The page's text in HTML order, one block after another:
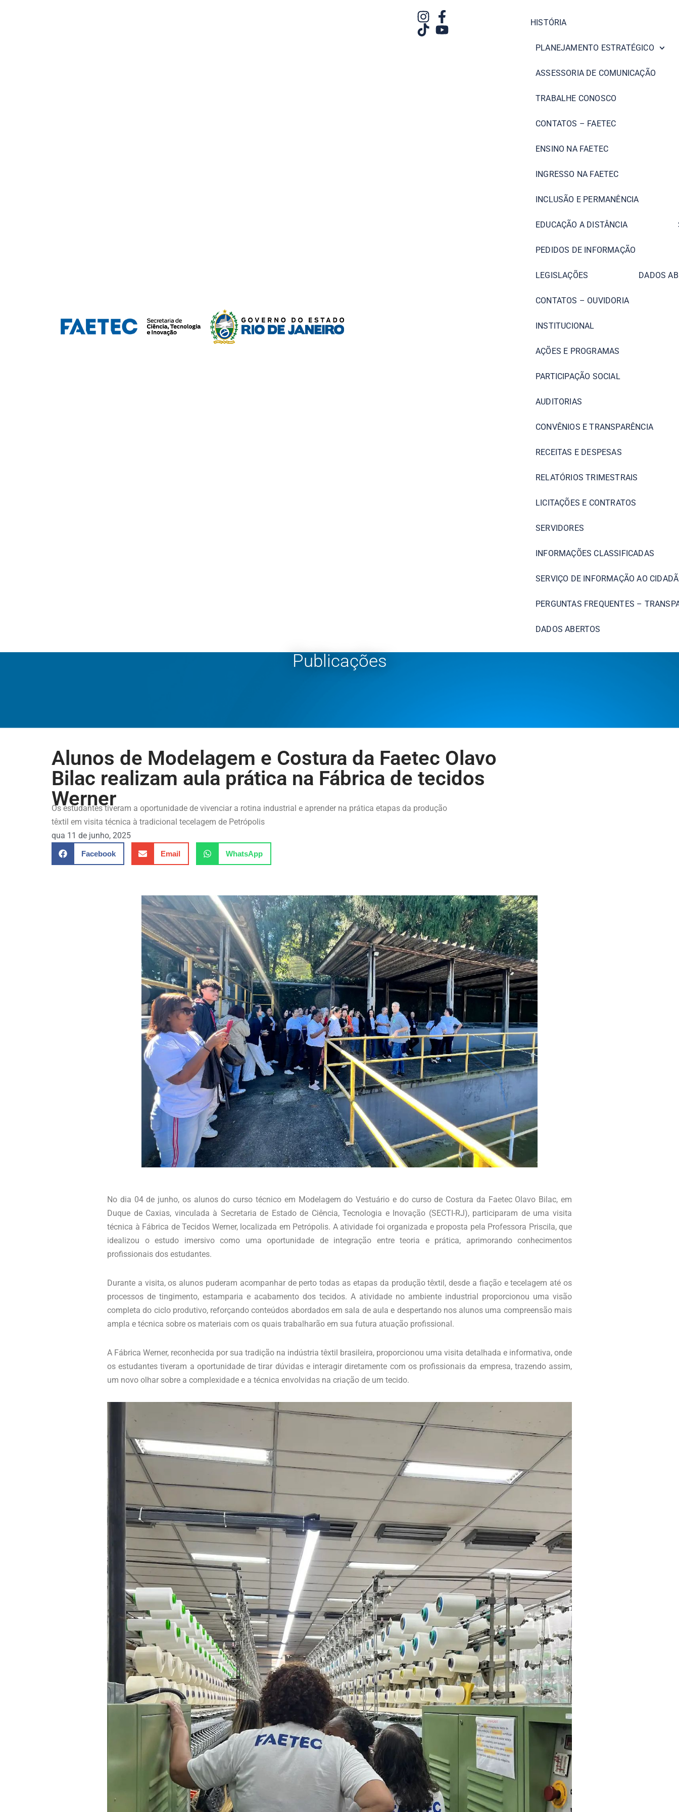
HISTÓRIA
PLANEJAMENTO ESTRATÉGICO
ASSESSORIA DE COMUNICAÇÃO
TRABALHE CONOSCO
CONTATOS – FAETEC
ENSINO NA FAETEC
INGRESSO NA FAETEC
INCLUSÃO E PERMANÊNCIA
EDUCAÇÃO A DISTÂNCIA
PEDIDOS DE INFORMAÇÃO
LEGISLAÇÕES DADOS
CONTATOS – OUVIDORIA
INSTITUCIONAL
AÇÕES E PROGRAMAS
PARTICIPAÇÃO SOCIAL
AUDITORIAS
CONVÊNIOS E TRANSPARÊNCIA
RECEITAS E DESPESAS
RELATÓRIOS TRIMESTRAIS
LICITAÇÕES E CONTRATOS
SERVIDORES
INFORMAÇÕES CLASSIFICADAS
SERVIÇO DE INFORMAÇÃO AO
PERGUNTAS FREQUENTES –
DADOS ABERTOS
Publicações
Alunos de Modelagem e Costura da Faetec Olavo
Bilac realizam aula prática na Fábrica de tecidos
Werner
Os estudantes tiveram a oportunidade de vivenciar a rotina industrial e aprender na prática etapas da produção
têxtil em visita técnica à tradicional tecelagem de Petrópolis
qua 11 de junho, 2025
Facebook Email WhatsApp
No dia 04 de junho, os alunos do curso técnico em Modelagem do Vestuário e do curso de Costura da Faetec Olavo Bilac, em
Duque de Caxias, vinculada à Secretaria de Estado de Ciência, Tecnologia e Inovação (SECTI-RJ), participaram de uma visita
técnica à Fábrica de Tecidos Werner, localizada em Petrópolis. A atividade foi organizada e proposta pela Professora Priscila, que
idealizou o estudo imersivo como uma oportunidade de integração entre teoria e prática, aprimorando conhecimentos
profissionais dos estudantes.
Durante a visita, os alunos puderam acompanhar de perto todas as etapas da produção têxtil, desde a fiação e tecelagem até os
processos de tingimento, estamparia e acabamento dos tecidos. A atividade no ambiente industrial proporcionou uma visão
completa do ciclo produtivo, reforçando conteúdos abordados em sala de aula e despertando nos alunos uma compreensão mais
ampla e técnica sobre os materiais com os quais trabalharão em sua futura atuação profissional.
A Fábrica Werner, reconhecida por sua tradição na indústria têxtil brasileira, proporcionou uma visita detalhada e informativa, onde
os estudantes tiveram a oportunidade de tirar dúvidas e interagir diretamente com os profissionais da empresa, trazendo assim,
um novo olhar sobre a complexidade e a técnica envolvidas na criação de um tecido.